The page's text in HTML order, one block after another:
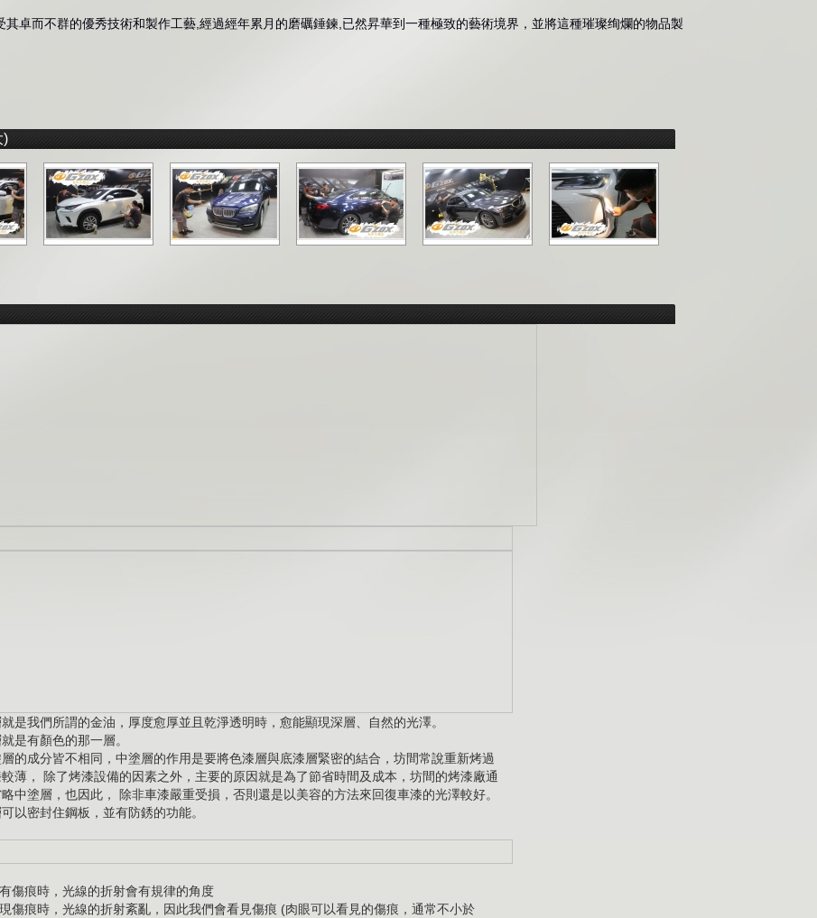
卓而不群的優秀技術和製作工藝,經過經年累月的磨礪錘鍊,已然昇華到一種極致的藝術境界，並將這種璀璨绚爛的物品製
)
是我們所謂的金油，厚度愈厚並且乾淨透明時，愈能顯現深層、自然的光澤。
是有顏色的那一層。
的成分皆不相同，中塗層的作用是要將色漆層與底漆層緊密的結合，坊間常說重新烤過
薄， 除了烤漆設備的因素之外，主要的原因就是為了節省時間及成本，坊間的烤漆廠通
中塗層，也因此， 除非車漆嚴重受損，否則還是以美容的方法來回復車漆的光澤較好。
以密封住鋼板，並有防銹的功能。
傷痕時，光線的折射會有規律的角度
傷痕時，光線的折射紊亂，因此我們會看見傷痕 (肉眼可以看見的傷痕，通常不小於